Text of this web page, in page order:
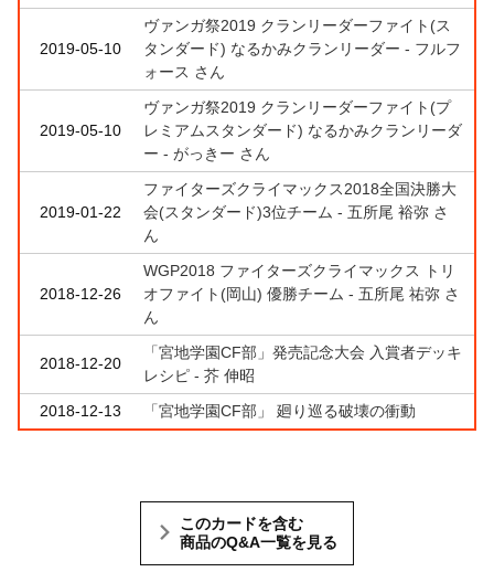
2019-05-10
ヴァンガ祭2019 クランリーダーファイト(ス
タンダード) なるかみクランリーダー - フルフ
ォース さん
2019-05-10
ヴァンガ祭2019 クランリーダーファイト(プ
レミアムスタンダード) なるかみクランリーダ
ー - がっきー さん
2019-01-22
ファイターズクライマックス2018全国決勝大
会(スタンダード)3位チーム - 五所尾 裕弥 さ
ん
2018-12-26
WGP2018 ファイターズクライマックス トリ
オファイト(岡山) 優勝チーム - 五所尾 祐弥 さ
ん
2018-12-20
「宮地学園CF部」発売記念大会 入賞者デッキ
レシピ - 芥 伸昭
2018-12-13
「宮地学園CF部」 廻り巡る破壊の衝動
このカードを含む
商品のQ&A一覧を見る